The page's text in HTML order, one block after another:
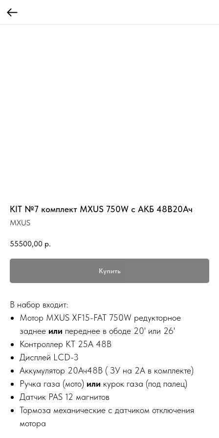
KIT №7 комплект MXUS 750W с АКБ 48В20Ач
MXUS
55500,00 р.
Купить
В набор входит:
Мотор MXUS XF15-FAT 750W редукторное
заднее или переднее в ободе 20' или 26'
Контроллер KT 25А 48В
Дисплей LCD-3
Аккумулятор 20Ач48В ( ЗУ на 2А в комплекте)
Ручка газа (мото) или курок газа (под палец)
Датчик PAS 12 магнитов
Тормоза механические с датчиком отключения
мотора